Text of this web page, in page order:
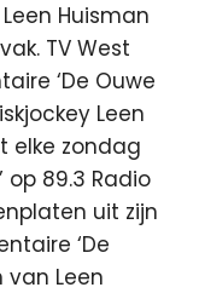
Huisman
TV West
‘De Ouwe
Leen
elke zondag
op 89.3 Radio
uit zijn
‘De
van Leen